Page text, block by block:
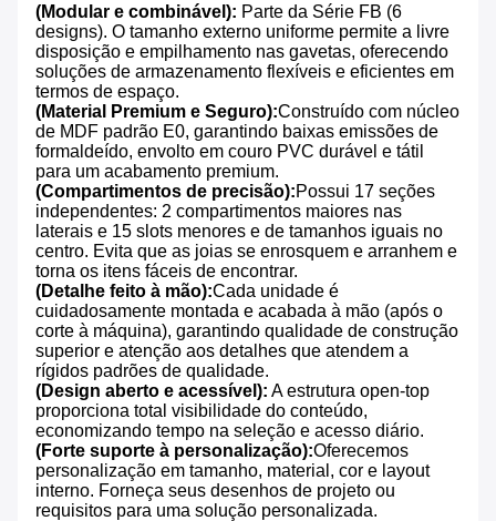
(Modular e combinável): ​ Parte da Série FB (6
designs). O tamanho externo uniforme permite a livre
disposição e empilhamento nas gavetas, oferecendo
soluções de armazenamento flexíveis e eficientes em
termos de espaço.
(Material Premium e Seguro):Construído com núcleo
de MDF padrão E0, garantindo baixas emissões de
formaldeído, envolto em couro PVC durável e tátil
para um acabamento premium.
(Compartimentos de precisão):Possui 17 seções
independentes: 2 compartimentos maiores nas
laterais e 15 slots menores e de tamanhos iguais no
centro. Evita que as joias se enrosquem e arranhem e
torna os itens fáceis de encontrar.
(Detalhe feito à mão):Cada unidade é
cuidadosamente montada e acabada à mão (após o
corte à máquina), garantindo qualidade de construção
superior e atenção aos detalhes que atendem a
rígidos padrões de qualidade.
(Design aberto e acessível): ​ A estrutura open-top
proporciona total visibilidade do conteúdo,
economizando tempo na seleção e acesso diário.
(Forte suporte à personalização):Oferecemos
personalização em tamanho, material, cor e layout
interno. Forneça seus desenhos de projeto ou
requisitos para uma solução personalizada.